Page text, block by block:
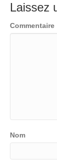
Laissez
Commentaire
Nom